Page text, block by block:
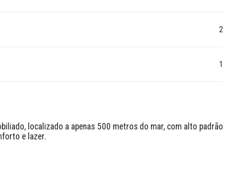
2
1
localizado a apenas 500 metros do mar, com alto padrão
e lazer.